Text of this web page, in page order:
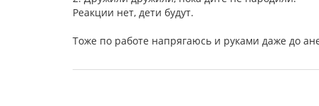
Реакции нет, дети будут.
Тоже по работе напрягаюсь и руками даже до